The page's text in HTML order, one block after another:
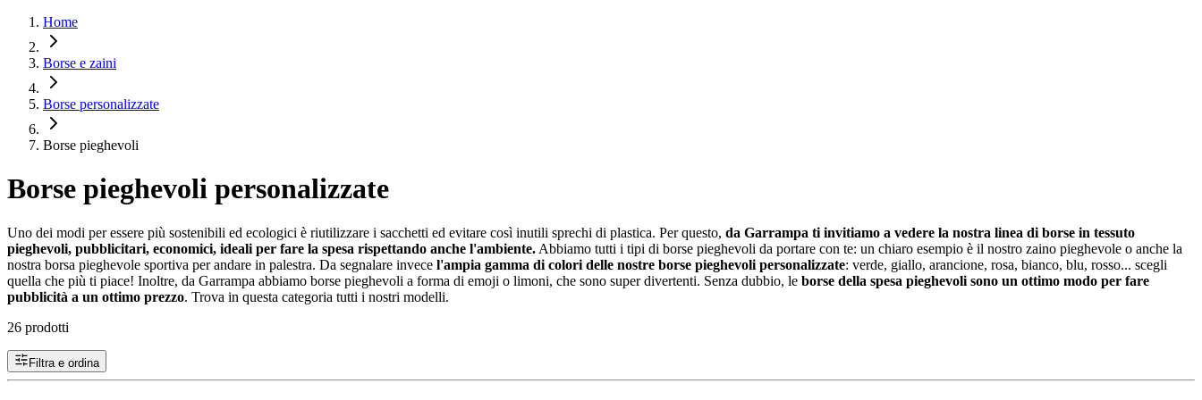
Home
Borse e zaini
Borse personalizzate
Borse pieghevoli
Borse pieghevoli personalizzate
Uno dei modi per essere più sostenibili ed ecologici è riutilizzare i sacchetti ed evitare così inutili sprechi di plastica. Per questo, da Garrampa ti invitiamo a vedere la nostra linea di borse in tessuto
pieghevoli, pubblicitari, economici, ideali per fare la spesa rispettando anche l'ambiente. Abbiamo tutti i tipi di borse pieghevoli da portare con te: un chiaro esempio è il nostro zaino pieghevole o anche la
nostra borsa pieghevole sportiva per andare in palestra. Da segnalare invece l'ampia gamma di colori delle nostre borse pieghevoli personalizzate: verde, giallo, arancione, rosa, bianco, blu, rosso... scegli
quella che più ti piace! Inoltre, da Garrampa abbiamo borse pieghevoli a forma di emoji o limoni, che sono super divertenti. Senza dubbio, le borse della spesa pieghevoli sono un ottimo modo per fare
pubblicità a un ottimo prezzo. Trova in questa categoria tutti i nostri modelli.
26 prodotti
Filtra e ordina